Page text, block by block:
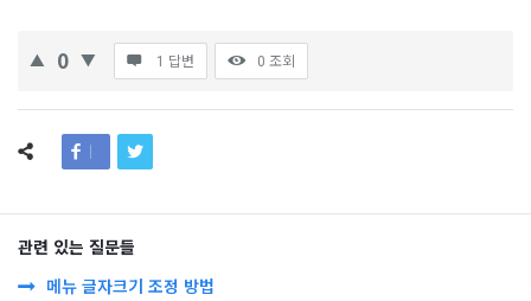
0 1 답변 0 조회
관련 있는 질문들
메뉴 글자크기 조정 방법